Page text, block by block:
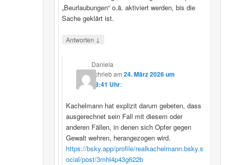
„Beurlaubungen“ o.ä. aktiviert werden, bis die
Sache geklärt ist.
Antworten ↓
Daniela
schriebam 24. März 2026 um
08:41 Uhr:
Kachelmann hat explizit darum gebeten, dass
ausgerechnet sein Fall mit diesem oder
anderen Fällen, in denen sich Opfer gegen
Gewalt wehren, herangezogen wird.
https://bsky.app/profile/realkachelmann.bsky.s
ocial/post/3mhl4p43g622b